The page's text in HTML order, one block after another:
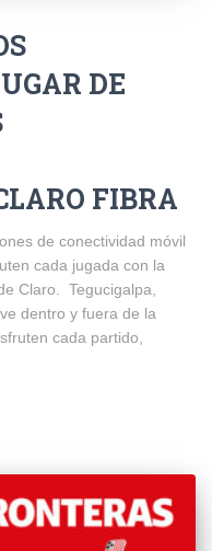
DE
FIBRA
de conectividad móvil
cada jugada con la
Claro. Tegucigalpa,
dentro y fuera de la
cada partido,